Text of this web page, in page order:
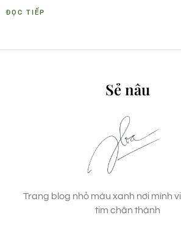
ĐỌC TIẾP
Sẻ nâu
Trang blog nhỏ màu xanh nơi mình
tim chân thành